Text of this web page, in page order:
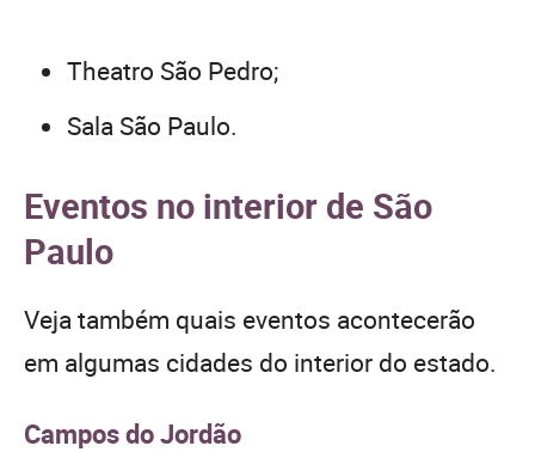
Theatro São Pedro;
Sala São Paulo.
Eventos no interior de São
Paulo
Veja também quais eventos acontecerão
em algumas cidades do interior do estado.
Campos do Jordão